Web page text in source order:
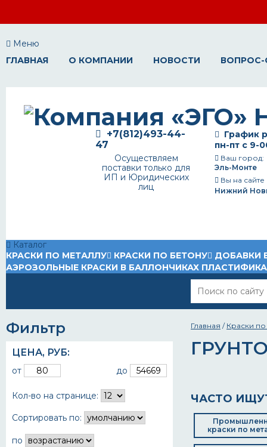
Меню
ГЛАВНАЯ
О КОМПАНИИ НОВОСТИ ВОПРОС-
График
пн-пт с 9-
Ваш город:
Эль-Монте
Вы на
Нижний
+7(812)493-44-
47
Осуществляем
поставки только для
ИП и Юридических
лиц
Каталог
КРАСКИ ПО МЕТАЛЛУ
КРАСКИ ПО БЕТОНУ
ДОБАВКИ
АЭРОЗОЛЬНЫЕ КРАСКИ В БАЛЛОНЧИКАХ
Фильтр
ЦЕНА, РУБ:
от до
Кол-во на странице:
Сортировать по:
по
Главная / Краски
ЧАСТО
краски по